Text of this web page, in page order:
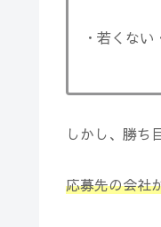
・若くない
しかし、勝ち
応募先の会社